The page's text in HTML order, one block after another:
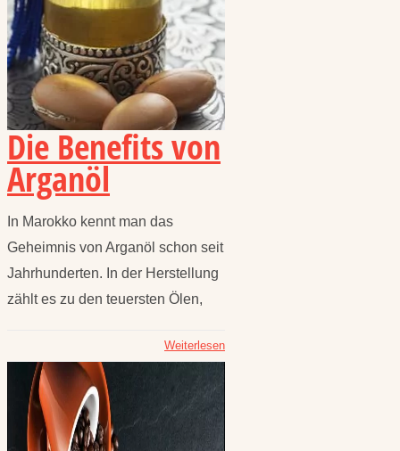
Die Benefits von
Arganöl
In Marokko kennt man das
Geheimnis von Arganöl schon seit
Jahrhunderten. In der Herstellung
zählt es zu den teuersten Ölen,
Weiterlesen